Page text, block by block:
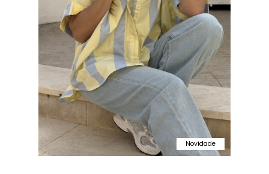
Novidade